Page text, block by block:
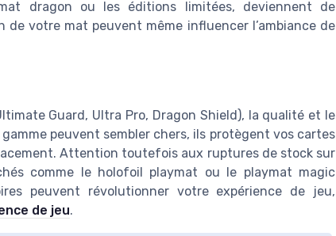
dragon ou les éditions limitées, deviennent de
votre mat peuvent même influencer l’ambiance de
Guard, Ultra Pro, Dragon Shield), la qualité et le
peuvent sembler chers, ils protègent vos cartes
Attention toutefois aux ruptures de stock sur
comme le holofoil playmat ou le playmat magic
peuvent révolutionner votre expérience de jeu,
de jeu.